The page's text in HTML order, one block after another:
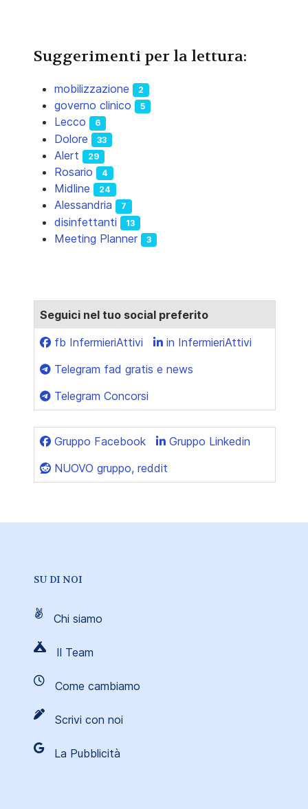
Suggerimenti per la lettura:
mobilizzazione 2
governo clinico 5
Lecco 6
Dolore 33
Alert 29
Rosario 4
Midline 24
Alessandria 7
disinfettanti 13
Meeting Planner 3
Seguici nel tuo social preferito
fb InfermieriAttivi
in InfermieriAttivi
Telegram fad gratis e news
Telegram Concorsi
Gruppo Facebook
Gruppo Linkedin
NUOVO gruppo, reddit
SU DI NOI
Chi siamo
Il Team
Come cambiamo
Scrivi con noi
La Pubblicità